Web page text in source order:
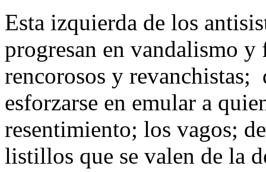
Esta izquierda de los
progresan en vandalismo y
rencorosos y revanchistas;
esforzarse en emular a
resentimiento; los vagos;
listillos que se valen de la